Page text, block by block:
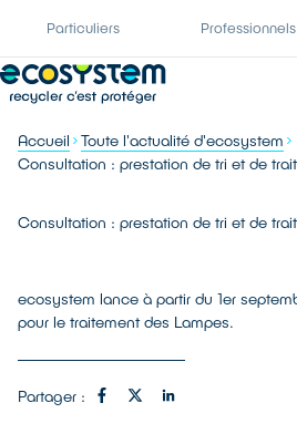
Particuliers Professionnels
Accueil
Toute l'actualité d'ecosystem
Consultation : prestation de tri et de
Consultation : prestation de tri et de
ecosystem lance à partir du 1er
pour le traitement des Lampes.
Partager :